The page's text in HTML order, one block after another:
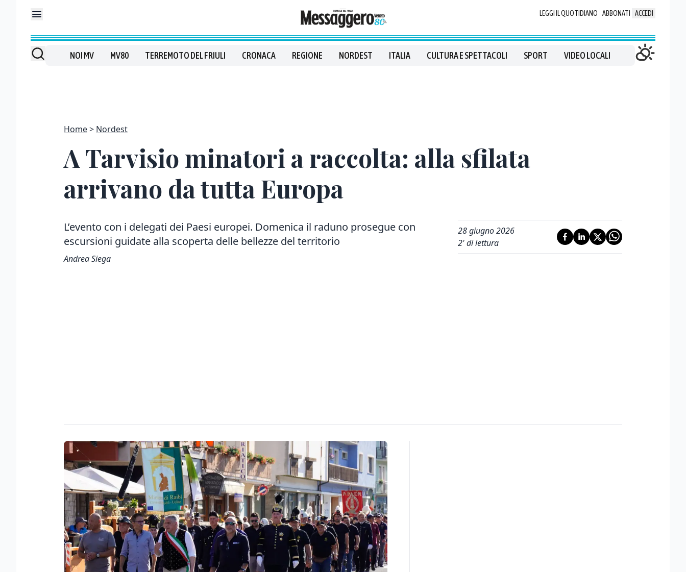
LEGGI IL QUOTIDIANO ABBONATI ACCEDI
NOI MV MV80 TERREMOTO DEL FRIULI CRONACA REGIONE NORDEST ITALIA CULTURA E SPETTACOLI SPORT VIDEO LOCALI
Home Nordest
A Tarvisio minatori a raccolta: alla sfilata
arrivano da tutta Europa
L’evento con i delegati dei Paesi europei. Domenica il raduno prosegue con
escursioni guidate alla scoperta delle bellezze del territorio
Andrea Siega
28 giugno 2026
2' di lettura